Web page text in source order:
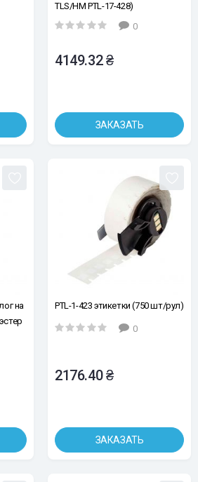
TLS/HM PTL-17-428)
Металлизированный
табличек 25.4х12.7
0
4149.32 ₴
ЗАКАЗАТЬ
на
PTL-1-423 этикетки (750 шт/рул)
0
2176.40 ₴
ЗАКАЗАТЬ